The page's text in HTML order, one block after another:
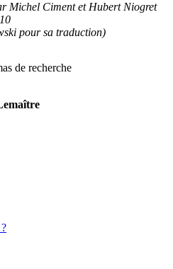
Michel Ciment et Hubert Niogret
pour sa traduction)
de recherche